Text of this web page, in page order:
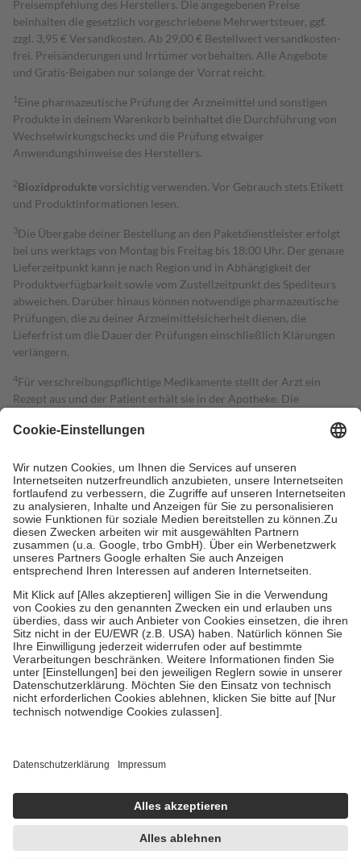
Preisempfehlung des Herstellers. Die angegebenen Preise
beinhalten die gesetzlich vorgeschriebene Mehrwertsteuer, ggf.
zzgl. 3,95 € Versandkosten. Ab 29,00 € Bestell­wert versand­kosten­
frei. Preisänderungen und Irrtümer vorbehalten. Alle Angebote
und Gratis-Beigaben nur solange der Vorrat reicht.
1 Eine pharmazeutische Prüfung der Arzneimittel und sonstigen
Produkte in deinem Warenkorb beinhaltet die Durchführung von
Wechselwirkungschecks und die Prüfung etwaiger
Anwendungshinweise des Herstellers.
2Biozidproduktevorsichtig verwenden. Vor Gebrauch stets Etikett
und Produktinformationen lesen.
3Die Übergabe deiner Bestellung an den Paketdienstleister erfolgt
bei uns werktags von Montag bis Freitag bis 18:00 Uhr. Der genaue
Lieferzeitpunkt kann je nach Region und in Abhängigkeit der
Produktverfügbarkeit sowie vom Zustellzeitpunkt des Spediteurs
abweichen. Darüber hinaus können notwendige pharmazeutische
Prüfungen, die zu deiner Arzneimittelsicherheit dienen, die
Lieferfrist um die Dauer der Prüfungen einschließlich Klärungen
verlängern.
4Für verschreibungspflichtige Medikamente stellt der Arzt ein
Rezept aus und der Patient erhält sie in der Apotheke. Die
Kosten dafür, der Versicherte trägt einen Teil davon als Zuzahlung
Grundsätzlich leisten Mitglieder Zuzahlungen in Höhe von zehn
Prozent des Abgabepreises,mindestensjedochfünf Euround
höchstens zehn Euro.Es sind jedoch nie mehr als die tatsächlichen
Kosten der Leistung zu entrichten.
Diese Regeln gelten grundsätzlich auch für Online-Apotheken.
Bei Heilmitteln und häuslicher Krankenpflege beträgt die
Zuzahlung zehn Prozent der Kosten sowie zehn Euro je
Um das Engagement der Versicherten für ihre eigene Gesundheit zu
stärken und die besondere Stellung der Familie zu unterstützen,
fallenkeine Zuzahlungen an bei:
• Kindern und Jugendlichen bis zum vollendeten 18. Lebensjahr
mit Ausnahme der Fahrkosten
• Untersuchungen zur Vorsorge und Früherkennung, die von der
GKV getragen werden
• empfohlenen Schutzimpfungen
Wir nutzen Trusted Shops als unabhängigen Dienstleister für die
getroffen, um sicherzustellen, dass es sich um echte Bewertungen
handelt. Mehr Informationen findest du hier:
https://help.etrusted.com/hc/de/articles/4419944605341